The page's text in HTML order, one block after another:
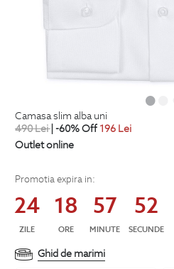
camasa slim alba uni
490Lei | -60% Off 196 Lei
Outlet online
Promotia expira in:
24
ZILE
18
ORE
57
MINUTE
51
SECUNDE
Ghid de marimi